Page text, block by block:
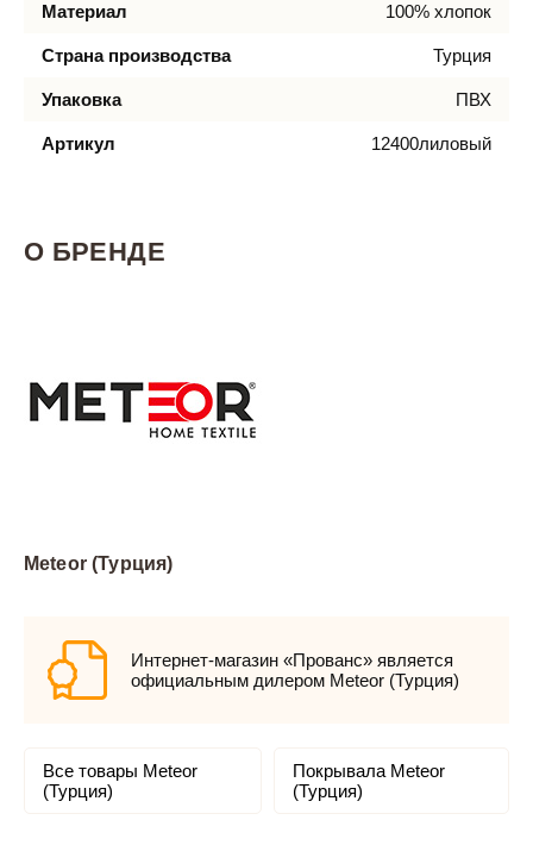
Материал 100% хлопок
Страна производства Турция
Упаковка ПВХ
Артикул 12400лиловый
О БРЕНДЕ
Meteor (Турция)
Интернет-магазин «Прованс» является
официальным дилером Meteor (Турция)
Все товары Meteor
(Турция)
Покрывала Meteor
(Турция)